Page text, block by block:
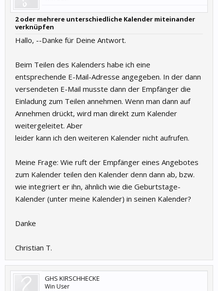
2 oder mehrere unterschiedliche Kalender miteinander
verknüpfen
Hallo, --Danke für Deine Antwort.
Beim Teilen des Kalenders habe ich eine
entsprechende E-Mail-Adresse angegeben. In der dann
versendeten E-Mail musste dann der Empfänger die
Einladung zum Teilen annehmen. Wenn man dann auf
Annehmen drückt, wird man direkt zum Kalender
weitergeleitet. Aber
leider kann ich den weiteren Kalender nicht aufrufen.
Meine Frage: Wie ruft der Empfänger eines Angebotes
zum Kalender teilen den Kalender denn dann ab, bzw.
wie integriert er ihn, ähnlich wie die Geburtstage-
Kalender (unter meine Kalender) in seinen Kalender?
Danke
Christian T.
GHS KIRSCHHECKE
Win User